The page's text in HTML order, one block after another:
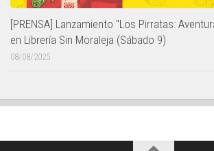
[PRENSA] Lanzamiento "Los Pirratas:
en Librería Sin Moraleja (Sábado 9)
08/08/2025